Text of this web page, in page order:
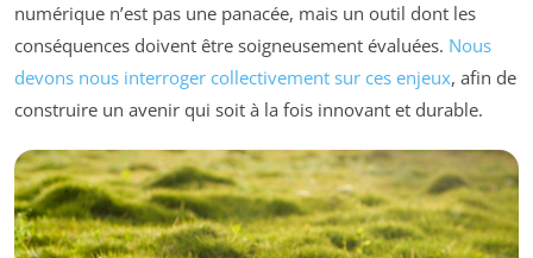
numérique n’est pas une panacée, mais un outil dont les
conséquences doivent être soigneusement évaluées. Nous
devons nous interroger collectivement sur ces enjeux, afin de
construire un avenir qui soit à la fois innovant et durable.